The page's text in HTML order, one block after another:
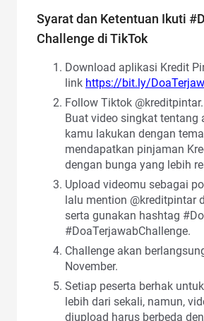
Syarat dan Ketentuan Ikuti
Challenge di TikTok
Download aplikasi Kredit
link https://bit.ly/
Follow Tiktok @kreditpintar.
Buat video singkat tentang
kamu lakukan dengan
mendapatkan pinjaman
dengan bunga yang lebih
Upload videomu sebagai
lalu mention @kreditpintar
serta gunakan hashtag
#DoaTerjawabChallenge.
Challenge akan
November.
Setiap peserta berhak
lebih dari sekali, namun,
diupload harus berbeda